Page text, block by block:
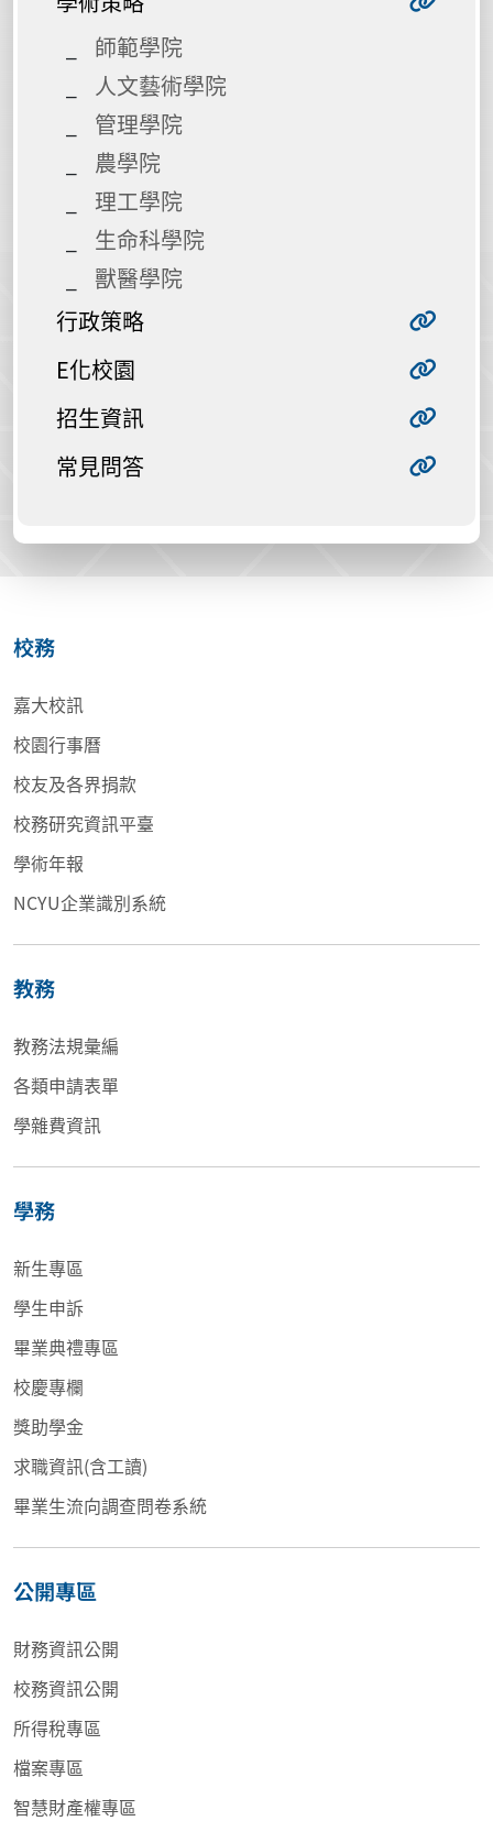
師範學院
人文藝術學院
管理學院
農學院
理工學院
生命科學院
獸醫學院
行政策略
E化校園
招生資訊
常見問答
校務
嘉大校訊
校園行事曆
校友及各界捐款
校務研究資訊平臺
學術年報
NCYU企業識別系統
教務
教務法規彙編
各類申請表單
學雜費資訊
學務
新生專區
學生申訴
畢業典禮專區
校慶專欄
獎助學金
求職資訊(含工讀)
畢業生流向調查問卷系統
公開專區
財務資訊公開
校務資訊公開
所得稅專區
檔案專區
智慧財產權專區